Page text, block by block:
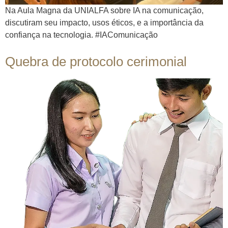
Na Aula Magna da UNIALFA sobre IA na comunicação,
discutiram seu impacto, usos éticos, e a importância da
confiança na tecnologia. #IAComunicação
Quebra de protocolo cerimonial